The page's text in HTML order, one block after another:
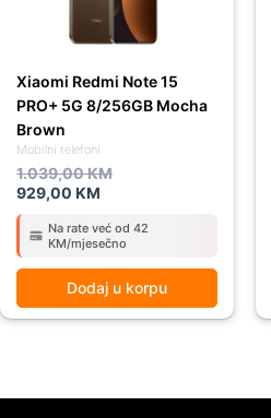
Mobilni telefoni
Xiaomi Redmi Note 15
PRO+ 5G 8/256GB Mocha
Brown
1.039,00KM
929,00 KM
Na rate već od 42
KM/mjesečno
Dodaj u korpu